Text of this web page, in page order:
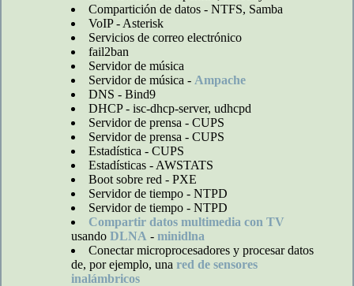
Compartición de datos - NTFS, Samba
VoIP - Asterisk
Servicios de correo electrónico
fail2ban
Servidor de música
Servidor de música - Ampache
DNS - Bind9
DHCP - isc-dhcp-server, udhcpd
Servidor de prensa - CUPS
Servidor de prensa - CUPS
Estadística - CUPS
Estadísticas - AWSTATS
Boot sobre red - PXE
Servidor de tiempo - NTPD
Servidor de tiempo - NTPD
Compartir datos multimedia con TV
usando DLNA - minidlna
Conectar microprocesadores y procesar datos
de, por ejemplo, una red de sensores
inalámbricos